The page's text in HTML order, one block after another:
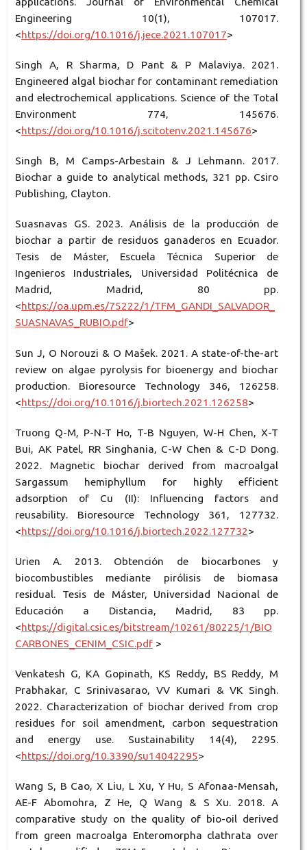
Engineering 10(1), 107017.
<https://doi.org/10.1016/j.jece.2021.107017>
Singh A, R Sharma, D Pant & P Malaviya. 2021.
Engineered algal biochar for contaminant remediation
and electrochemical applications. Science of the Total
Environment 774, 145676.
<https://doi.org/10.1016/j.scitotenv.2021.145676>
Singh B, M Camps-Arbestain & J Lehmann. 2017.
Biochar a guide to analytical methods, 321 pp. Csiro
Publishing, Clayton.
Suasnavas GS. 2023. Análisis de la producción de
biochar a partir de residuos ganaderos en Ecuador.
Tesis de Máster, Escuela Técnica Superior de
Ingenieros Industriales, Universidad Politécnica de
Madrid, Madrid, 80 pp.
<https://oa.upm.es/75222/1/TFM_GANDI_SALVADOR_
SUASNAVAS_RUBIO.pdf>
Sun J, O Norouzi & O Mašek. 2021. A state-of-the-art
review on algae pyrolysis for bioenergy and biochar
production. Bioresource Technology 346, 126258.
<https://doi.org/10.1016/j.biortech.2021.126258>
Truong Q-M, P-N-T Ho, T-B Nguyen, W-H Chen, X-T
Bui, AK Patel, RR Singhania, C-W Chen & C-D Dong.
2022. Magnetic biochar derived from macroalgal
Sargassum hemiphyllum for highly efficient
adsorption of Cu (II): Influencing factors and
reusability. Bioresource Technology 361, 127732.
<https://doi.org/10.1016/j.biortech.2022.127732>
Urien A. 2013. Obtención de biocarbones y
biocombustibles mediante pirólisis de biomasa
residual. Tesis de Máster, Universidad Nacional de
Educación a Distancia, Madrid, 83 pp.
<https://digital.csic.es/bitstream/10261/80225/1/BIO
CARBONES_CENIM_CSIC.pdf>
Venkatesh G, KA Gopinath, KS Reddy, BS Reddy, M
Prabhakar, C Srinivasarao, VV Kumari & VK Singh.
2022. Characterization of biochar derived from crop
residues for soil amendment, carbon sequestration
and energy use. Sustainability 14(4), 2295.
<https://doi.org/10.3390/su14042295>
Wang S, B Cao, X Liu, L Xu, Y Hu, S Afonaa-Mensah,
AE-F Abomohra, Z He, Q Wang & S Xu. 2018. A
comparative study on the quality of bio-oil derived
from green macroalga Enteromorpha clathrata over